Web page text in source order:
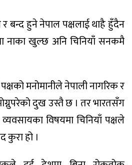
हुने नेपाल पक्षलाई थाहै हुँदैन
नाका खुल्छ अनि चिनियाँ सनकमै
मनोमानीले नेपाली नागरिक र
दुख उस्तै छ । तर भारतसँग
व्यवसायका विषयमा चिनियाँ पक्षले
कुरा हो ।